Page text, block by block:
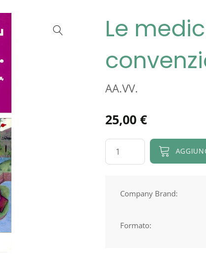
Le
AA.VV.
25,00 €
Le
quantità
Company Brand:
Formato: